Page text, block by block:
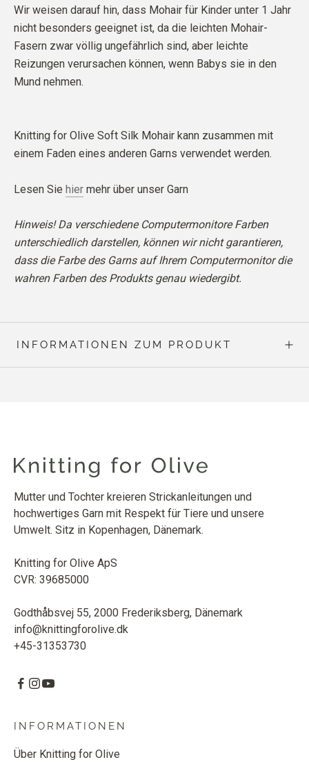
Wir weisen darauf hin, dass Mohair für Kinder unter 1 Jahr
nicht besonders geeignet ist, da die leichten Mohair-
Fasern zwar völlig ungefährlich sind, aber leichte
Reizungen verursachen können, wenn Babys sie in den
Mund nehmen.
Knitting for Olive Soft Silk Mohair kann zusammen mit
einem Faden eines anderen Garns verwendet werden.
Lesen Sie hier mehr über unser Garn
Hinweis! Da verschiedene Computermonitore Farben
unterschiedlich darstellen, können wir nicht garantieren,
dass die Farbe des Garns auf Ihrem Computermonitor die
wahren Farben des Produkts genau wiedergibt.
INFORMATIONEN ZUM PRODUKT
Mutter und Tochter kreieren Strickanleitungen und
hochwertiges Garn mit Respekt für Tiere und unsere
Umwelt. Sitz in Kopenhagen, Dänemark.
Knitting for Olive ApS
CVR: 39685000
Godthåbsvej 55, 2000 Frederiksberg, Dänemark
info@knittingforolive.dk
+45-31353730
INFORMATIONEN
Über Knitting for Olive